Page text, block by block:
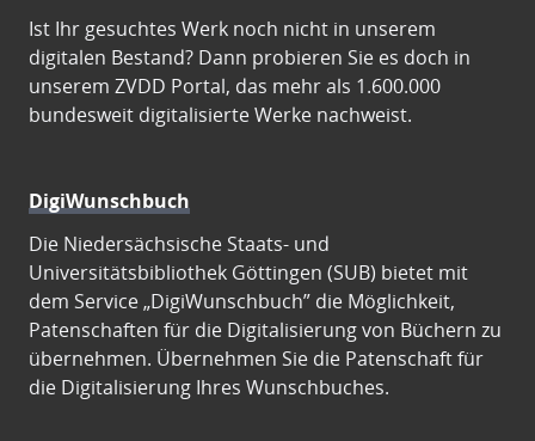
Ist Ihr gesuchtes Werk noch nicht in unserem
digitalen Bestand? Dann probieren Sie es doch in
unserem ZVDD Portal, das mehr als 1.600.000
bundesweit digitalisierte Werke nachweist.
DigiWunschbuch
Die Niedersächsische Staats- und
Universitätsbibliothek Göttingen (SUB) bietet mit
dem Service „DigiWunschbuch” die Möglichkeit,
Patenschaften für die Digitalisierung von Büchern zu
übernehmen. Übernehmen Sie die Patenschaft für
die Digitalisierung Ihres Wunschbuches.